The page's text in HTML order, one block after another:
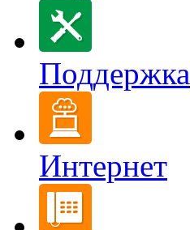
Поддержка
Интернет